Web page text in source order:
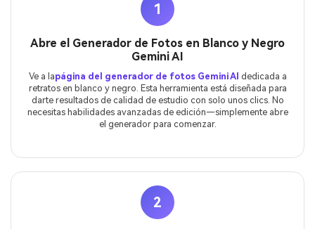
1
Abre el Generador de Fotos en Blanco y Negro
Gemini AI
Ve a lapágina del generador de fotos Gemini AI dedicada a
retratos en blanco y negro. Esta herramienta está diseñada para
darte resultados de calidad de estudio con solo unos clics. No
necesitas habilidades avanzadas de edición—simplemente abre
el generador para comenzar.
2